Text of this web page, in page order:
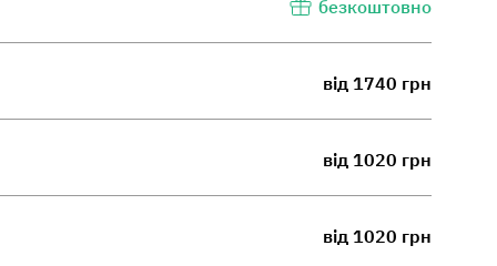
безкоштовно
від 1740 грн
від 1020 грн
від 1020 грн